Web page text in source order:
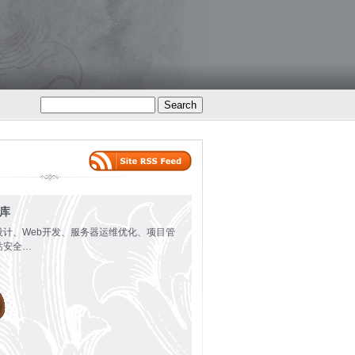
、Web开发、服务器运维优化、项目管
安全…